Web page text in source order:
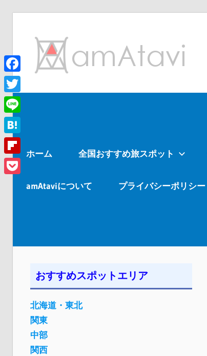
ン
ツ
へ
ス
キ
ッ
プ
を
旅
出
ホーム 全国おすすめ旅スポット
amAtaviについて プライバシーポリシー
おすすめスポットエリア
北海道・東北
関東
中部
関西
Facebook
Twitter
Line
Hatena
Flipboard
Pocket